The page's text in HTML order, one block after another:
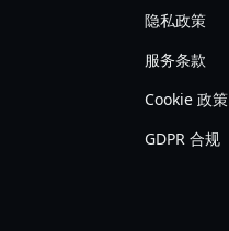
隐私政策
服务条款
Cookie 政策
GDPR 合规